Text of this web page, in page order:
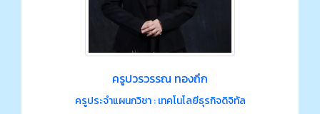
ครูปวรวรรณ ทองถึก
ครูประจำแผนกวิชา : เทคโนโลยีธุรกิจดิจิทัล